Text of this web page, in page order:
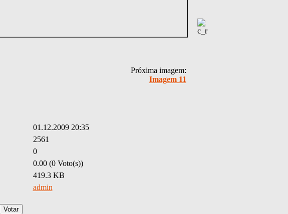
Próxima imagem:
Imagem 11
01.12.2009 20:35
2561
0
0.00 (0 Voto(s))
419.3 KB
admin